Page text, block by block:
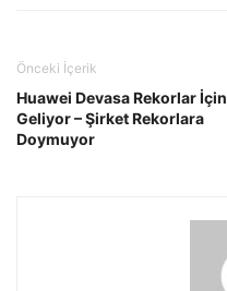
Önceki İçerik
Huawei Devasa Rekorlar İçin
Geliyor – Şirket Rekorlara
Doymuyor